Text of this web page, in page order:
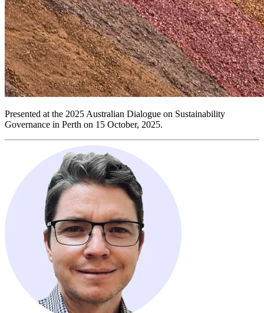
Presented at the 2025 Australian Dialogue on Sustainability
Governance in Perth on 15 October, 2025.​​​​‌ ‍ ​‍​‍‌‍ ‌ ​‍‌‍‍‌‌‍‌ ‌‍‍‌‌‍ ‍​‍​‍​ ‍‍​‍​‍‌ ​ ‌‍​‌‌‍ ‍‌‍‍‌‌ ‌​‌ ‍‌​‍ ‍‌‍‍‌‌‍ ​‍​‍​‍ ​​‍​‍‌‍‍​‌ ​‍‌‍‌‌‌‍‌‍​‍​‍​ ‍‍​‍​‍‌‍‍​‌ ‌​‌ ‌​‌ ​​​ ‍‍​‍ ​‍ ‌‍ ​‌‍ ‌‍​ ‌‍​‌‌‍ ​‌‍‍​‌‍ ‌ ​ ‌ ‌​​ ‍‍​ ​ ​ ​ ​ ​ ​ ​ ​‍ ‌‍‍‌‌‍ ‍‌ ‌​‌‍‌‌‌‍ ‍‌ ‌​​‍ ‌‍‌‌‌‍‌​‌‍‍‌‌ ‌​​‍ ‌‍ ‌‌‍ ‌‍‌​‌‍‌‌​ ‌‌ ​​‌ ​‍‌‍‌‌‌ ​ ‌‍‌‌‌‍ ‍‌ ‌​‌‍​‌‌ ‌​‌‍‍‌‌‍ ‌‍ ‍​ ‍ ‌‍‍‌‌‍‌​​ ‌‌‍‌‌​ ‌‌‌‍‌‍‌‍‌​‌‍​‍‌‍​‌​ ‌‌​ ‍‌​‍ ‌​ ​‍‌‍​‍​ ​​​ ​​​‍ ‌​ ‌​‌‍‌‍​ ‌‍‌‍‌​​‍ ‌‌‍​‌‌‍​‍‌‍​ ​ ​‍​‍ ‌​ ​‍‌‍‌​​ ​‌‌‍​‌​ ​‍​ ​‌​ ​​​ ‌ ​ ‌‍‌‍‌‍‌‍​‌​ ​‍​ ‍ ‌ ‌​‌ ‍‌‌ ​​‌‍‌‌​ ‌‌‍ ‍‌‍‌‌‌ ‌ ‌ ​ ​ ‍ ‌ ​​‌‍​‌‌ ‌​‌‍‍​​ ‌‌‍ ​‌‍ ‌‍​ ‌‍​‌‌ ‌​‌‍‍‌‌‍ ‌‍ ‍‌‌​‍‌‍‌‌‌‍‌‍‌‍‌‌‌ ​‍‌‍‌‌‌‍ ‍‌‍​ ‌‍‌‌​‍‌‌​ ‌‌‌​​‍‌‌ ‌‍‍ ‌‍‌‌‌ ‍‌​‍‌‌​ ​ ‌​‌​​‍‌‌​ ​ ‌​‌​​‍‌‌​ ​‍​ ​‍‌‍​‍‌‍‌‌‌‍‌‌​ ‌​​ ‌‍​ ‍‌‌‍‌​‌‍​‌‌‍‌​‌‍‌‌‌‍​‌‌‍‌​​‍‌‌​ ​‍​ ​‍​‍‌‌​ ‌‌‌​‌​​‍ ‍‌‍​ ‌‍‍​‌‍‍‌‌‍ ​‌‍‌​‌ ​‍‌‍‌‌‌‍ ‍​‍‌‌​ ‌‌‌​​‍‌‌ ‌‍‍ ‌‍‌‌‌ ‍‌​‍‌‌​ ​ ‌​‌​​‍‌‌​ ​ ‌​‌​​‍‌‌​ ​‍​ ​‍‌‍​‍‌‍​ ‌‍‌‍​ ​‍​ ‌ ​ ​‍​ ​ ‌‍‌‍​ ‌ ‌‍​‍​ ​​​ ​​​‍‌‌​ ​‍​ ​‍​‍‌‌​ ‌‌‌​‌​​‍ ‍‌ ‌​‌‍‌‌‌ ‍​‌ ‌​​ ‌‍​‍‌‍​‌‌ ​ ‌‍‌‌‌‌‌‌‌ ​‍‌‍ ​​ ‌‌‍‍​‌ ‌​‌ ‌​‌ ​​​‍‌‌​ ​ ‌​​‌​‍‌‌​ ​‍‌​‌‍​‍‌‌​ ​‍‌​‌‍‌‍ ​‌‍ ‌‍​ ‌‍​‌‌‍ ​‌‍‍​‌‍ ‌ ​ ‌ ‌​​‍‌‌​ ​ ‌​​‌​ ​ ​ ​ ​ ​ ​ ​ ​‍‌‍‌‍‍‌‌‍‌​​ ‌‌‍‌‌​ ‌‌‌‍‌‍‌‍‌​‌‍​‍‌‍​‌​ ‌‌​ ‍‌​‍ ‌​ ​‍‌‍​‍​ ​​​ ​​​‍ ‌​ ‌​‌‍‌‍​ ‌‍‌‍‌​​‍ ‌‌‍​‌‌‍​‍‌‍​ ​ ​‍​‍ ‌​ ​‍‌‍‌​​ ​‌‌‍​‌​ ​‍​ ​‌​ ​​​ ‌ ​ ‌‍‌‍‌‍‌‍​‌​ ​‍​‍‌‍‌ ‌​‌ ‍‌‌ ​​‌‍‌‌​ ‌‌‍ ‍‌‍‌‌‌ ‌ ‌ ​ ​‍‌‍‌ ​​‌‍​‌‌ ‌​‌‍‍​​ ‌‌‍ ​‌‍ ‌‍​ ‌‍​‌‌ ‌​‌‍‍‌‌‍ ‌‍ ‍‌‌​‍‌‍‌‌‌‍‌‍‌‍‌‌‌ ​‍‌‍‌‌‌‍ ‍‌‍​ ‌‍‌‌​‍‌‌​ ‌‌‌​​‍‌‌ ‌‍‍ ‌‍‌‌‌ ‍‌​‍‌‌​ ​ ‌​‌​​‍‌‌​ ​ ‌​‌​​‍‌‌​ ​‍​ ​‍‌‍​‍‌‍‌‌‌‍‌‌​ ‌​​ ‌‍​ ‍‌‌‍‌​‌‍​‌‌‍‌​‌‍‌‌‌‍​‌‌‍‌​​‍‌‌​ ​‍​ ​‍​‍‌‌​ ‌‌‌​‌​​‍ ‍‌‍​ ‌‍‍​‌‍‍‌‌‍ ​‌‍‌​‌ ​‍‌‍‌‌‌‍ ‍​‍‌‌​ ‌‌‌​​‍‌‌ ‌‍‍ ‌‍‌‌‌ ‍‌​‍‌‌​ ​ ‌​‌​​‍‌‌​ ​ ‌​‌​​‍‌‌​ ​‍​ ​‍‌‍​‍‌‍​ ‌‍‌‍​ ​‍​ ‌ ​ ​‍​ ​ ‌‍‌‍​ ‌ ‌‍​‍​ ​​​ ​​​‍‌‌​ ​‍​ ​‍​‍‌‌​ ‌‌‌​‌​​‍ ‍‌ ‌​‌‍‌‌‌ ‍​‌ ‌​​‍‌‍‌ ​​‌‍‌‌‌ ​‍‌ ​ ‌ ​​‌‍‌‌‌‍​ ‌ ‌​‌‍‍‌‌ ‌‍‌‍‌‌​ ‌‌ ​​‌ ‌‌‌‍​‍‌‍ ​‌‍‍‌‌ ​ ‌‍‍​‌‍‌‌‌‍‌​​‍​‍‌ ‌